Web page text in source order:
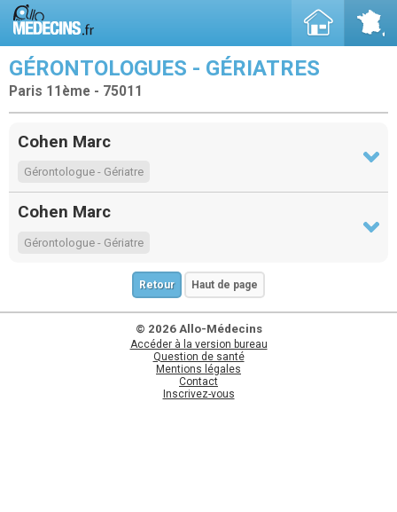
GÉRONTOLOGUES - GÉRIATRES
Paris 11ème - 75011
Cohen Marc
Gérontologue - Gériatre
Cohen Marc
Gérontologue - Gériatre
Retour Haut de page
© 2026 Allo-Médecins
Accéder à la version bureau
Question de santé
Mentions légales
Contact
Inscrivez-vous